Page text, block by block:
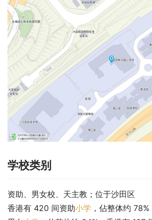
学校类别
资助、男女校、天主教；位于沙田区
香港有 420 间资助小学 ，佔整体约